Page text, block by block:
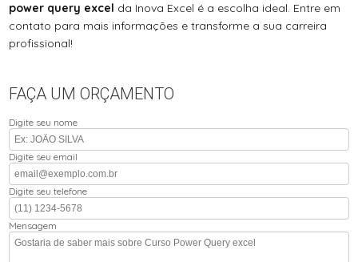
power query excel da Inova Excel é a escolha ideal. Entre em
contato para mais informações e transforme a sua carreira
profissional!
FAÇA UM ORÇAMENTO
Digite seu nome
Digite seu email
Digite seu telefone
Mensagem